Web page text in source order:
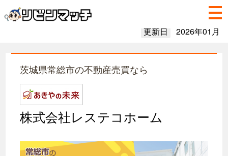
更新日 2026年01月
茨城県常総市の不動産売買なら
株式会社レステコホーム